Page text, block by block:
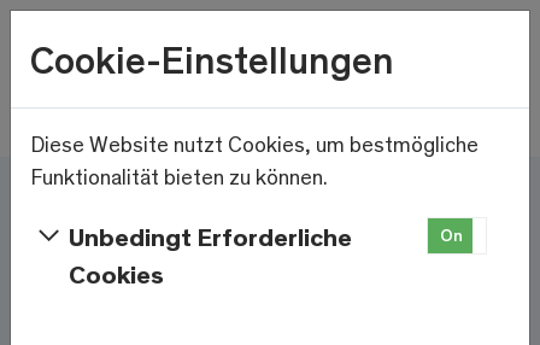
Skip to main content
Wetter
Hier und jetzt – Saas-
Fee/Saastal ist bereit
Cookie-Einstellungen
Diese Website nutzt Cookies, um bestmögliche
Funktionalität bieten zu können.
Unbedingt Erforderliche
Cookies
On